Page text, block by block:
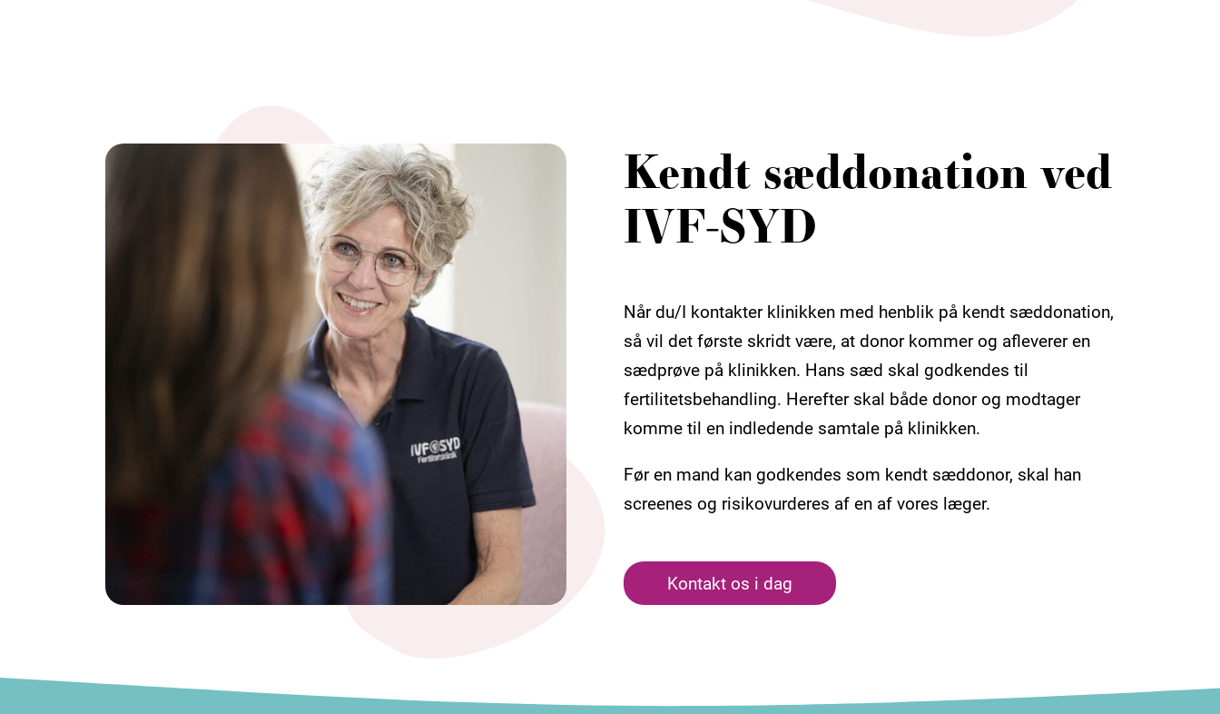
Kendt sæddonation ved
IVF-SYD
Når du/I kontakter klinikken med henblik på kendt sæddonation,
så vil det første skridt være, at donor kommer og afleverer en
sædprøve på klinikken. Hans sæd skal godkendes til
fertilitetsbehandling. Herefter skal både donor og modtager
komme til en indledende samtale på klinikken.
Før en mand kan godkendes som kendt sæddonor, skal han
screenes og risikovurderes af en af vores læger.
Kontakt os i dag